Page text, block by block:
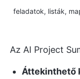
feladatok, listák,
Az AI Project
Áttekinthető